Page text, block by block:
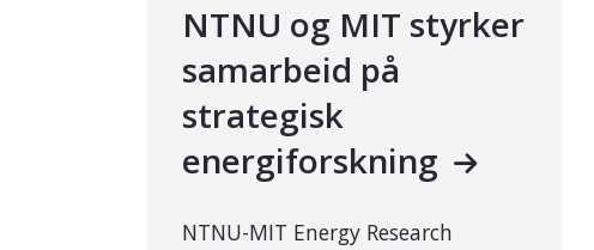
NTNU og MIT styrker
samarbeid på
strategisk
energiforskning
NTNU-MIT Energy Research